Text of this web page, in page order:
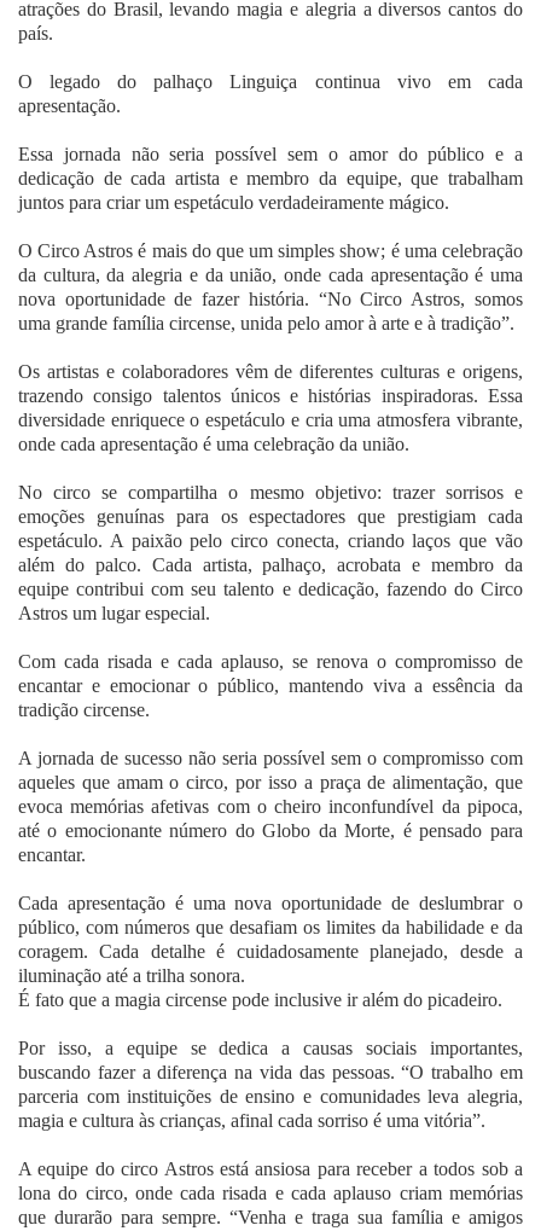
atrações do Brasil, levando magia e alegria a diversos cantos do
país.
O legado do palhaço Linguiça continua vivo em cada
apresentação.
Essa jornada não seria possível sem o amor do público e a
dedicação de cada artista e membro da equipe, que trabalham
juntos para criar um espetáculo verdadeiramente mágico.
O Circo Astros é mais do que um simples show; é uma celebração
da cultura, da alegria e da união, onde cada apresentação é uma
nova oportunidade de fazer história. “No Circo Astros, somos
uma grande família circense, unida pelo amor à arte e à tradição”.
Os artistas e colaboradores vêm de diferentes culturas e origens,
trazendo consigo talentos únicos e histórias inspiradoras. Essa
diversidade enriquece o espetáculo e cria uma atmosfera vibrante,
onde cada apresentação é uma celebração da união.
No circo se compartilha o mesmo objetivo: trazer sorrisos e
emoções genuínas para os espectadores que prestigiam cada
espetáculo. A paixão pelo circo conecta, criando laços que vão
além do palco. Cada artista, palhaço, acrobata e membro da
equipe contribui com seu talento e dedicação, fazendo do Circo
Astros um lugar especial.
Com cada risada e cada aplauso, se renova o compromisso de
encantar e emocionar o público, mantendo viva a essência da
tradição circense.
A jornada de sucesso não seria possível sem o compromisso com
aqueles que amam o circo, por isso a praça de alimentação, que
evoca memórias afetivas com o cheiro inconfundível da pipoca,
até o emocionante número do Globo da Morte, é pensado para
encantar.
Cada apresentação é uma nova oportunidade de deslumbrar o
público, com números que desafiam os limites da habilidade e da
coragem. Cada detalhe é cuidadosamente planejado, desde a
iluminação até a trilha sonora.
É fato que a magia circense pode inclusive ir além do picadeiro.
Por isso, a equipe se dedica a causas sociais importantes,
buscando fazer a diferença na vida das pessoas. “O trabalho em
parceria com instituições de ensino e comunidades leva alegria,
magia e cultura às crianças, afinal cada sorriso é uma vitória”.
A equipe do circo Astros está ansiosa para receber a todos sob a
lona do circo, onde cada risada e cada aplauso criam memórias
que durarão para sempre. “Venha e traga sua família e amigos